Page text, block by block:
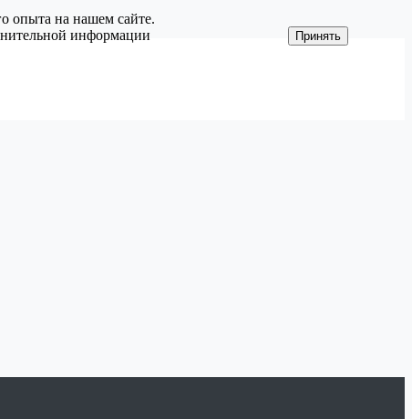
опыта на нашем сайте.
информации
Принять